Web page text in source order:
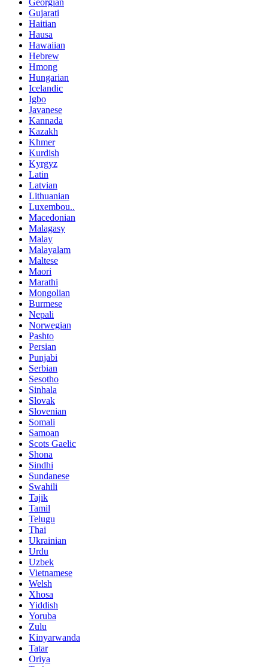
Gujarati
Haitian
Hausa
Hawaiian
Hebrew
Hmong
Hungarian
Icelandic
Igbo
Javanese
Kannada
Kazakh
Khmer
Kurdish
Kyrgyz
Latin
Latvian
Lithuanian
Luxembou..
Macedonian
Malagasy
Malay
Malayalam
Maltese
Maori
Marathi
Mongolian
Burmese
Nepali
Norwegian
Pashto
Persian
Punjabi
Serbian
Sesotho
Sinhala
Slovak
Slovenian
Somali
Samoan
Scots Gaelic
Shona
Sindhi
Sundanese
Swahili
Tajik
Tamil
Telugu
Thai
Ukrainian
Urdu
Uzbek
Vietnamese
Welsh
Xhosa
Yiddish
Yoruba
Zulu
Kinyarwanda
Tatar
Oriya